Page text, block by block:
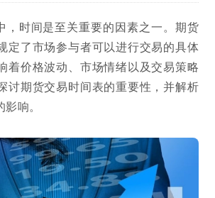
，时间是至关重要的因素之一。期货
定了市场参与者可以进行交易的具体
着价格波动、市场情绪以及交易策略
讨期货交易时间表的重要性，并解析
响。